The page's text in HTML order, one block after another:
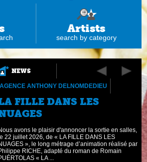
Artists
search by category
NEWS
AGENCE ANTHONY DELNOMDEDIEU
FILLE DANS LES
avons le plaisir d'annoncer la sortie en salles,
22 juillet 2026, de « LA FILLE DANS LES
», le long métrage d’animation réalisé par
RICHE, adapté du roman de Romain
« LA ...